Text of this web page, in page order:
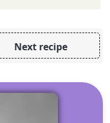
Next recipe